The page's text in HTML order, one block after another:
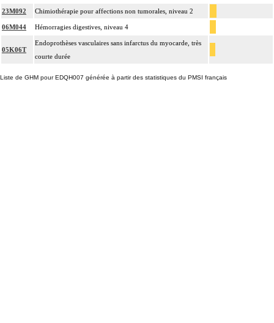
23M092 Chimiothérapie pour affections non tumorales, niveau 2
06M044 Hémorragies digestives, niveau 4
05K06T
Endoprothèses vasculaires sans infarctus du myocarde, très
courte durée
Liste de GHM pour EDQH007 générée à partir des statistiques du PMSI français